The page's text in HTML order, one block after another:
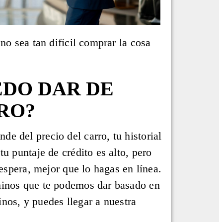
sea tan difícil comprar la cosa
DAR DE
del precio del carro, tu historial
puntaje de crédito es alto, pero
mejor que lo hagas en línea.
que te podemos dar basado en
y puedes llegar a nuestra